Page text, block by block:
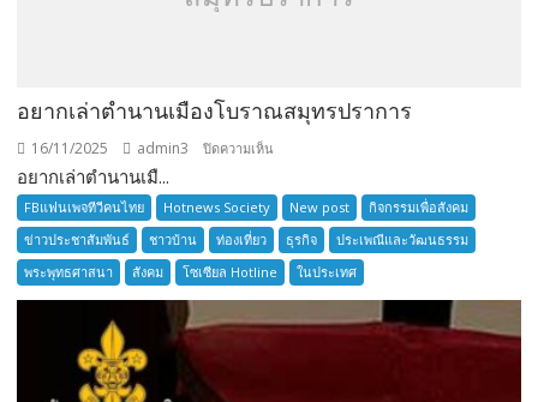
อยากเล่าตำนานเมืองโบราณสมุทรปราการ
16/11/2025 admin3 ปิดความเห็น
เล่า
ตำนาน
เมือง
โบราณ
สมุทรปราการ
อยากเล่าตำนานเมื...
FBแฟนเพจทีวีคนไทย Hotnews Society New post
กิจกรรมเพื่อสังคม
ข่าวประชาสัมพันธ์
ชาวบ้าน ท่องเที่ยว ธุรกิจ
ประเพณีและวัฒนธรรม
พระพุทธศาสนา
สังคม โซเซียล Hotline ในประเทศ